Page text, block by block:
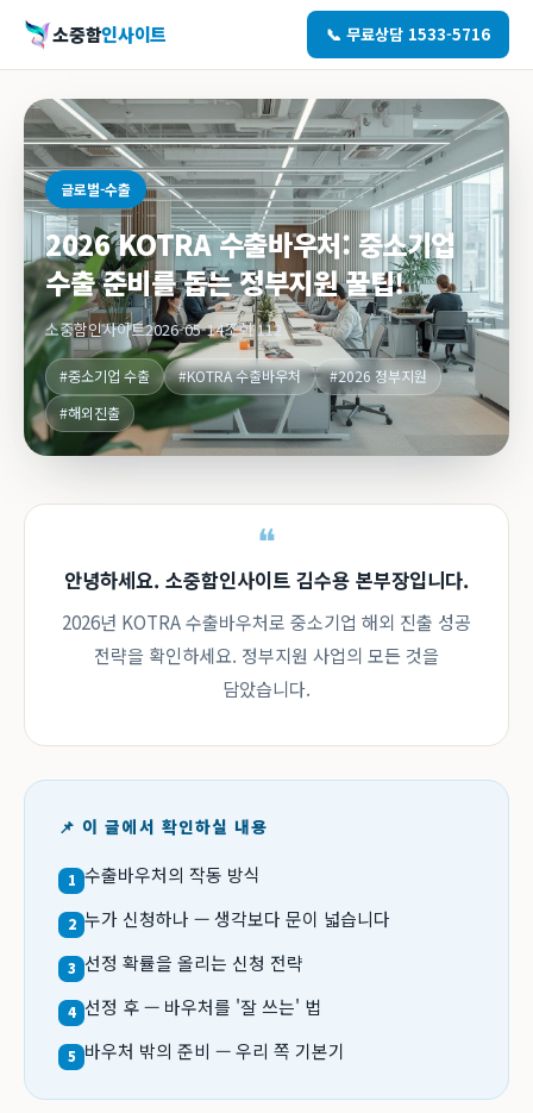
소중함인사이트 📞 무료상담 1533-5716
글로벌-수출
2026 KOTRA 수출바우처: 중소기업
수출 준비를 돕는 정부지원 꿀팁!
소중함인사이트2026-05-14조회 112
#중소기업 수출 #KOTRA 수출바우처
#2026 정부지원
#해외진출
안녕하세요. 소중함인사이트 김수용 본부장입니다.
2026년 KOTRA 수출바우처로 중소기업 해외 진출 성공
전략을 확인하세요. 정부지원 사업의 모든 것을
담았습니다.
📌 이 글에서 확인하실 내용
1 수출바우처의 작동 방식
2 누가 신청하나 — 생각보다 문이 넓습니다
3 선정 확률을 올리는 신청 전략
4 선정 후 — 바우처를 '잘 쓰는' 법
5 바우처 밖의 준비 — 우리 쪽 기본기